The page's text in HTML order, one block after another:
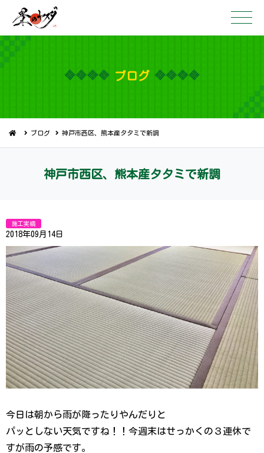
ブ ロ グ
ブログ 神戸市西区、熊本産タタミで新調
神戸市西区、熊本産タタ ミ で 新 調
施工実績
2018年09月14日
今日は朝から雨が降ったりやんだりと
パッとしない天気ですね！！今週末はせっかくの３連休で
すが雨の予感です。